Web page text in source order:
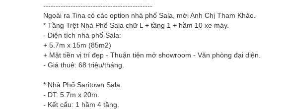
--------------------------------------------
Ngoài ra Tina có các option nhà phố Sala, mời Anh Chị Tham Khảo.
* Tầng Trệt Nhà Phố Sala chữ L + tầng 1 + hầm 10 xe máy.
- Diện tích nhà phố Sala:
+ 5.7m x 15m (85m2)
+ Mặt tiền vị trí đẹp - Thuận tiện mở showroom - Văn phòng đại diện.
- Giá thuê: 68 triệu/tháng.
* Nhà Phố Saritown Sala.
- DT: 5.7m x 20m.
- Kết cấu: 1 hầm 4 tầng.